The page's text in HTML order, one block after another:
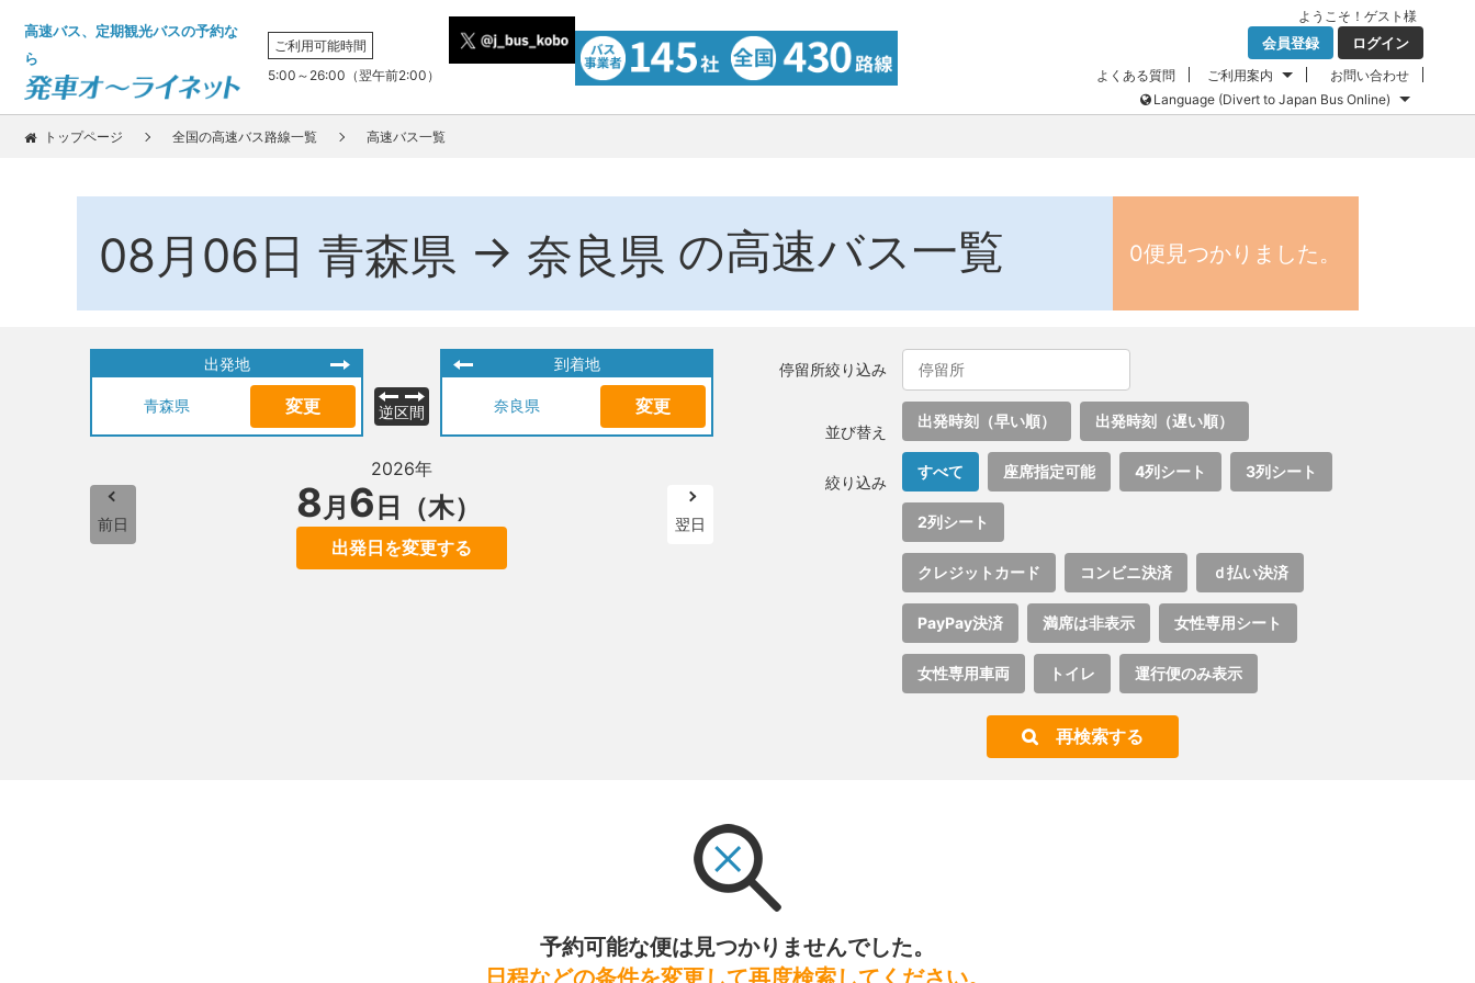
高速バス、定期観光バスの予約な
ら
ご利用可能時間
5:00～26:00（翌午前2:00）
ようこそ！ ゲスト 様
会員登録 ログイン
よくある質問 ご利用案内
お問い合わせ
Language (Divert to Japan Bus Online)
トップページ 全国の高速バス路線一覧 高速バス一覧
08月06日 青森県 → 奈良県 の高速バス一覧 0便見つかりました。
出発地
青森県 変更 逆区間
到着地
奈良県 変更
前日
2026年
8月 6 日（木）
出発日を変更する
翌日
停留所絞り込み
並び替え
出発時刻（早い順） 出発時刻（遅い順）
絞り込み
すべて 座席指定可能 4列シート 3列シート
2列シート
クレジットカード コンビニ決済 ｄ払い決済
PayPay決済 満席は非表示 女性専用シート
女性専用車両 トイレ 運行便のみ表示
再検索する
予約可能な便は見つかりませんでした。
日程などの条件を変更して再度検索してください。